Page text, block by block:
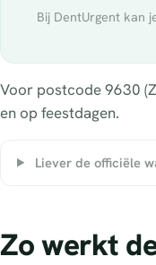
Bij DentUrgent kan
Voor postcode 9630
en op feestdagen.
Liever de officiële
Zo werkt